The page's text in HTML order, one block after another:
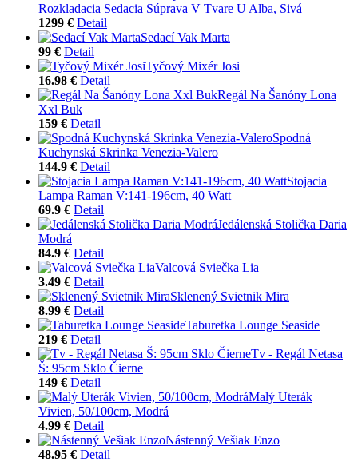
Rozkladacia Sedacia Súprava V Tvare U Alba, Sivá
1299 € Detail
Sedací Vak Marta
99 € Detail
Tyčový Mixér Josi
16.98 € Detail
Regál Na Šanóny Lona
Xxl Buk
159 € Detail
Spodná
Kuchynská Skrinka Venezia-Valero
144.9 € Detail
Stojacia
Lampa Raman V:141-196cm, 40 Watt
69.9 € Detail
Jedálenská Stolička Daria
Modrá
84.9 € Detail
Valcová Sviečka Lia
3.49 € Detail
Sklenený Svietnik Mira
8.99 € Detail
Taburetka Lounge Seaside
219 € Detail
Tv - Regál Netasa
Š: 95cm Sklo Čierne
149 € Detail
Malý Uterák
Vivien, 50/100cm, Modrá
4.99 € Detail
Nástenný Vešiak Enzo
48.95 € Detail